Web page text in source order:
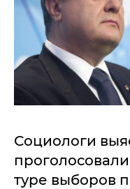
Социологи
туре выборов